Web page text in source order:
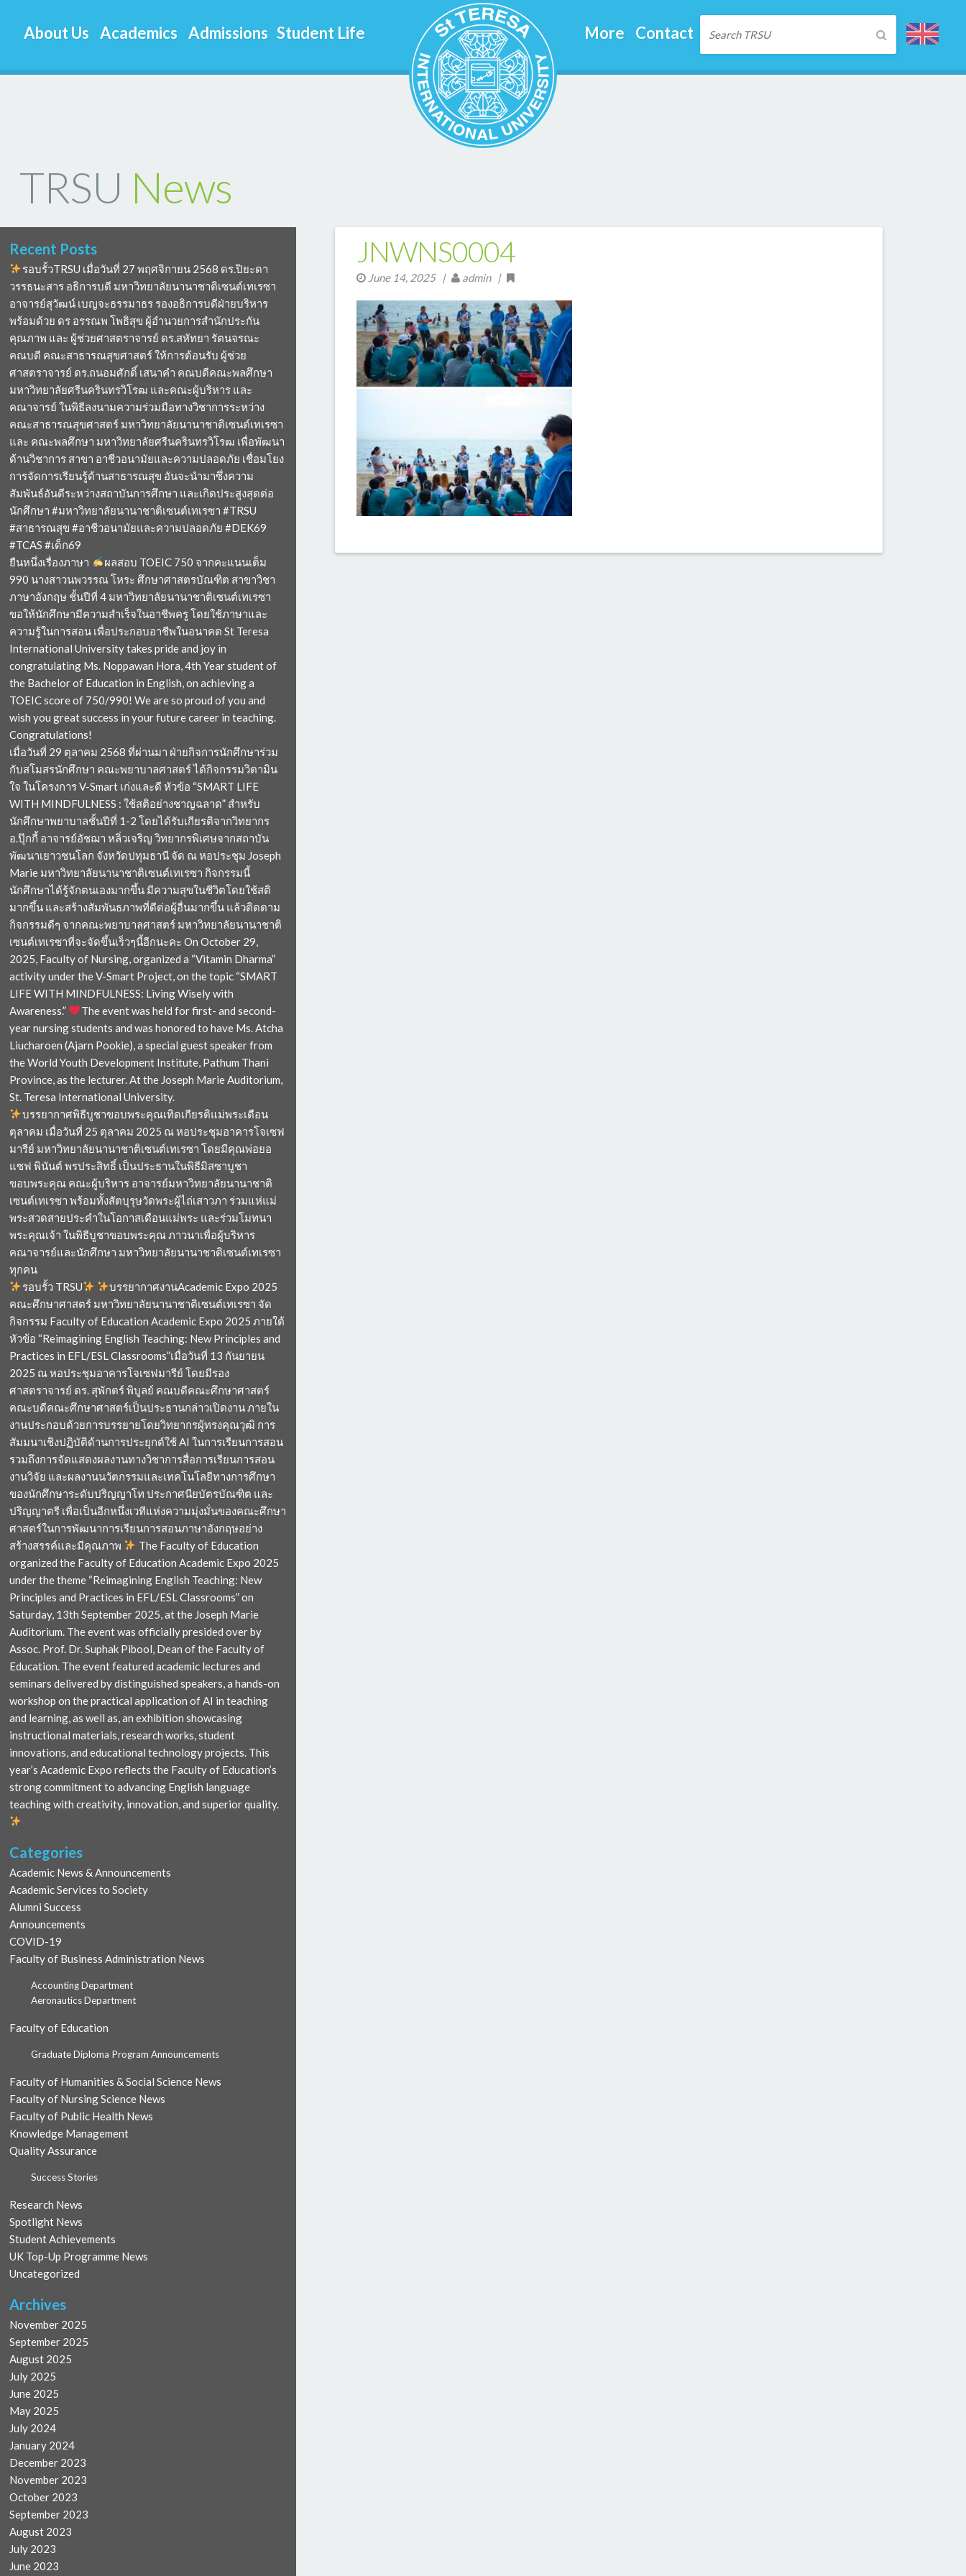
About Us Academics Admissions Student Life More Contact
TRSU News
Recent Posts
รอบรั้วTRSU เมื่อวันที่ 27 พฤศจิกายน 2568 ดร.ปิยะดา
วรรธนะสาร อธิการบดี มหาวิทยาลัยนานาชาติเซนต์เทเรซา
อาจารย์สุวัฒน์ เบญจะธรรมาธร รองอธิการบดีฝ่ายบริหาร
พร้อมด้วย ดร อรรณพ โพธิสุข ผู้อำนวยการสำนักประกัน
คุณภาพ และ ผู้ช่วยศาสตราจารย์ ดร.สหัทยา รัตนจรณะ
คณบดี คณะสาธารณสุขศาสตร์ ให้การต้อนรับ ผู้ช่วย
ศาสตราจารย์ ดร.ถนอมศักดิ์ เสนาคำ คณบดีคณะพลศึกษา
มหาวิทยาลัยศรีนครินทรวิโรฒ และคณะผู้บริหาร และ
คณาจารย์ ในพิธีลงนามความร่วมมือทางวิชาการระหว่าง
คณะสาธารณสุขศาสตร์ มหาวิทยาลัยนานาชาติเซนต์เทเรซา
และ คณะพลศึกษา มหาวิทยาลัยศรีนครินทรวิโรฒ เพื่อพัฒนา
ด้านวิชาการ สาขา อาชีวอนามัยและความปลอดภัย เชื่อมโยง
การจัดการเรียนรู้ด้านสาธารณสุข อันจะนำมาซึ่งความ
สัมพันธ์อันดีระหว่างสถาบันการศึกษา และเกิดประสูงสุดต่อ
นักศึกษา #มหาวิทยาลัยนานาชาติเซนต์เทเรซา #TRSU
#สาธารณสุข #อาชีวอนามัยและความปลอดภัย #DEK69
#TCAS #เด็ก69
ยืนหนึ่งเรื่องภาษา
ผลสอบ TOEIC 750 จากคะแนนเต็ม
990 นางสาวนพวรรณ โหระ ศึกษาศาสตรบัณฑิต สาขาวิชา
ภาษาอังกฤษ ชั้นปีที่ 4 มหาวิทยาลัยนานาชาติเซนต์เทเรซา
ขอให้นักศึกษามีความสำเร็จในอาชีพครู โดยใช้ภาษาและ
ความรู้ในการสอน เพื่อประกอบอาชีพในอนาคต St Teresa
International University takes pride and joy in
congratulating Ms. Noppawan Hora, 4th Year student of
the Bachelor of Education in English, on achieving a
TOEIC score of 750/990! We are so proud of you and
wish you great success in your future career in teaching.
Congratulations!
เมื่อวันที่ 29 ตุลาคม 2568 ที่ผ่านมา ฝ่ายกิจการนักศึกษาร่วม
กับสโมสรนักศึกษา คณะพยาบาลศาสตร์ ได้กิจกรรมวิตามิน
ใจ ในโครงการ V-Smart เก่งและดี หัวข้อ “SMART LIFE
WITH MINDFULNESS : ใช้สติอย่างชาญฉลาด” สำหรับ
นักศึกษาพยาบาลชั้นปีที่ 1-2 โดยได้รับเกียรติจากวิทยากร
อ.ปุ๊กกี้ อาจารย์อัชฌา หลิ่วเจริญ วิทยากรพิเศษจากสถาบัน
พัฒนาเยาวชนโลก จังหวัดปทุมธานี จัด ณ หอประชุม Joseph
Marie มหาวิทยาลัยนานาชาติเซนต์เทเรซา กิจกรรมนี้
นักศึกษาได้รู้จักตนเองมากขึ้น มีความสุขในชีวิตโดยใช้สติ
มากขึ้น และสร้างสัมพันธภาพที่ดีต่อผู้อื่นมากขึ้น แล้วติดตาม
กิจกรรมดีๆ จากคณะพยาบาลศาสตร์ มหาวิทยาลัยนานาชาติ
เซนต์เทเรซาที่จะจัดขึ้นเร็วๆนี้อีกนะคะ On October 29,
2025, Faculty of Nursing, organized a “Vitamin Dharma”
activity under the V-Smart Project, on the topic “SMART
LIFE WITH MINDFULNESS: Living Wisely with
Awareness.”
The event was held for first- and second-
year nursing students and was honored to have Ms. Atcha
Liucharoen (Ajarn Pookie), a special guest speaker from
the World Youth Development Institute, Pathum Thani
Province, as the lecturer. At the Joseph Marie Auditorium,
St. Teresa International University.
บรรยากาศพิธีบูชาขอบพระคุณเทิดเกียรติแม่พระเดือน
ตุลาคม เมื่อวันที่ 25 ตุลาคม 2025 ณ หอประชุมอาคารโจเซฟ
มารีย์ มหาวิทยาลัยนานาชาติเซนต์เทเรซา โดยมีคุณพ่อยอ
แซฟ พินันต์ พรประสิทธิ์ เป็นประธานในพิธีมิสซาบูชา
ขอบพระคุณ คณะผู้บริหาร อาจารย์มหาวิทยาลัยนานาชาติ
เซนต์เทเรซา พร้อมทั้งสัตบุรุษวัดพระผู้ไถ่เสาวภา ร่วมแห่แม่
พระสวดสายประคำในโอกาสเดือนแม่พระ และร่วมโมทนา
พระคุณเจ้า ในพิธีบูชาขอบพระคุณ ภาวนาเพื่อผู้บริหาร
คณาจารย์และนักศึกษา มหาวิทยาลัยนานาชาติเซนต์เทเรซา
ทุกคน
รอบรั้ว TRSU
บรรยากาศงานAcademic Expo 2025
คณะศึกษาศาสตร์ มหาวิทยาลัยนานาชาติเซนต์เทเรซา จัด
กิจกรรม Faculty of Education Academic Expo 2025 ภายใต้
หัวข้อ “Reimagining English Teaching: New Principles and
Practices in EFL/ESL Classrooms”เมื่อวันที่ 13 กันยายน
2025 ณ หอประชุมอาคารโจเซฟมารีย์ โดยมีรอง
ศาสตราจารย์ ดร. สุพักตร์ พิบูลย์ คณบดีคณะศึกษาศาสตร์
คณะบดีคณะศึกษาศาสตร์เป็นประธานกล่าวเปิดงาน ภายใน
งานประกอบด้วยการบรรยายโดยวิทยากรผู้ทรงคุณวุฒิ การ
สัมมนาเชิงปฏิบัติด้านการประยุกต์ใช้ AI ในการเรียนการสอน
รวมถึงการจัดแสดงผลงานทางวิชาการสื่อการเรียนการสอน
งานวิจัย และผลงานนวัตกรรมและเทคโนโลยีทางการศึกษา
ของนักศึกษาระดับปริญญาโท ประกาศนียบัตรบัณฑิต และ
ปริญญาตรี เพื่อเป็นอีกหนึ่งเวทีแห่งความมุ่งมั่นของคณะศึกษา
ศาสตร์ในการพัฒนาการเรียนการสอนภาษาอังกฤษอย่าง
สร้างสรรค์และมีคุณภาพ
The Faculty of Education
organized the Faculty of Education Academic Expo 2025
under the theme “Reimagining English Teaching: New
Principles and Practices in EFL/ESL Classrooms” on
Saturday, 13th September 2025, at the Joseph Marie
Auditorium. The event was officially presided over by
Assoc. Prof. Dr. Suphak Pibool, Dean of the Faculty of
Education. The event featured academic lectures and
seminars delivered by distinguished speakers, a hands-on
workshop on the practical application of AI in teaching
and learning, as well as, an exhibition showcasing
instructional materials, research works, student
innovations, and educational technology projects. This
year’s Academic Expo reflects the Faculty of Education’s
strong commitment to advancing English language
teaching with creativity, innovation, and superior quality.
Categories
Academic News & Announcements
Academic Services to Society
Alumni Success
Announcements
COVID-19
Faculty of Business Administration News
Accounting Department
Aeronautics Department
Faculty of Education
Graduate Diploma Program Announcements
Faculty of Humanities & Social Science News
Faculty of Nursing Science News
Faculty of Public Health News
Knowledge Management
Quality Assurance
Success Stories
Research News
Spotlight News
Student Achievements
UK Top-Up Programme News
Uncategorized
Archives
November 2025
September 2025
August 2025
July 2025
June 2025
May 2025
July 2024
January 2024
December 2023
November 2023
October 2023
September 2023
August 2023
July 2023
June 2023
JNWNS0004
June 14, 2025| admin |